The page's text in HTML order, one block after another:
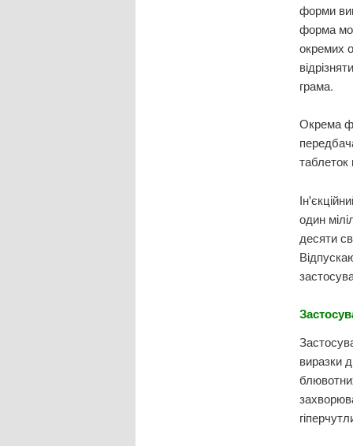
форми
форма
окремих
грама.
Окрема
таблеток
один
десяти
виразки